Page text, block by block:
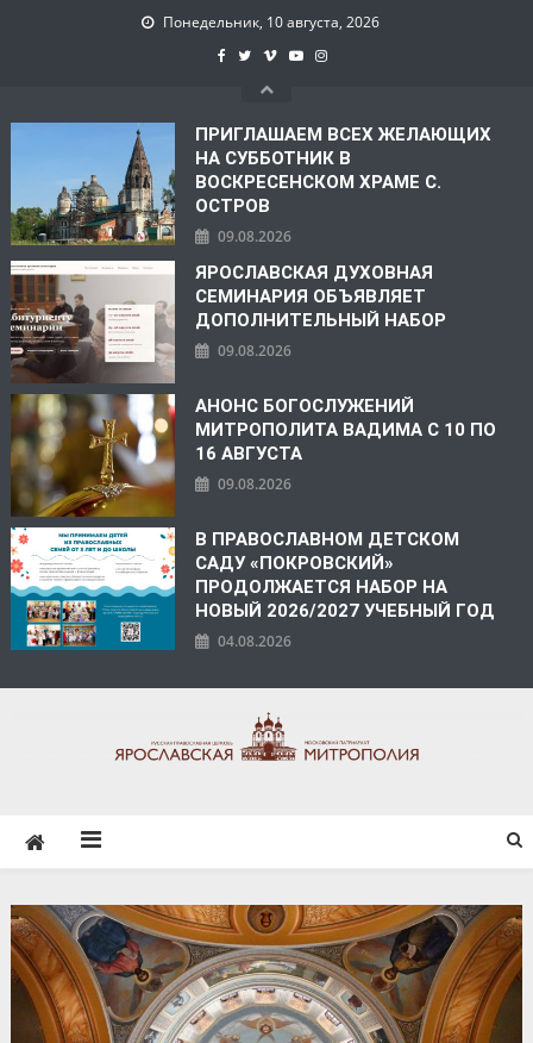
Понедельник, 10 августа, 2026
ПРИГЛАШАЕМ ВСЕХ ЖЕЛАЮЩИХ
НА СУББОТНИК В
ВОСКРЕСЕНСКОМ ХРАМЕ С.
ОСТРОВ
09.08.2026
ЯРОСЛАВСКАЯ ДУХОВНАЯ
СЕМИНАРИЯ ОБЪЯВЛЯЕТ
ДОПОЛНИТЕЛЬНЫЙ НАБОР
09.08.2026
АНОНС БОГОСЛУЖЕНИЙ
МИТРОПОЛИТА ВАДИМА С 10 ПО
16 АВГУСТА
09.08.2026
В ПРАВОСЛАВНОМ ДЕТСКОМ
САДУ «ПОКРОВСКИЙ»
ПРОДОЛЖАЕТСЯ НАБОР НА
НОВЫЙ 2026/2027 УЧЕБНЫЙ ГОД
04.08.2026